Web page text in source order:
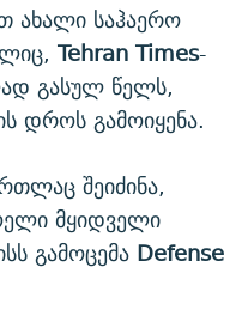
ახალი საჰაერო
Tehran Times-
გასულ წელს,
დროს გამოიყენა.
შეიძინა,
მყიდველი
გამოცემა Defense